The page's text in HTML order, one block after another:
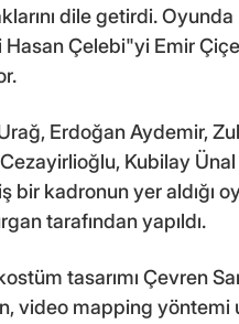
dile getirdi.
Çelebi"yi Emir
Erdoğan Aydemir,
Kubilay
bir kadronun yer aldığı
tarafından yapıldı.
tasarımı Çevren
video mapping